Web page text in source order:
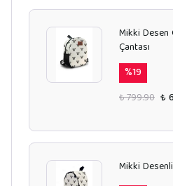
Mikki
Çantası
%19
₺ 799.90 ₺
Mikki